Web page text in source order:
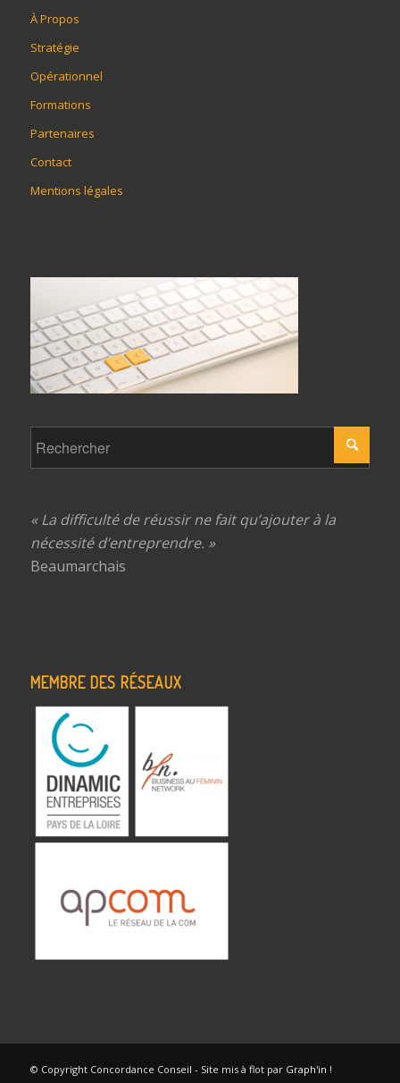
À Propos
Stratégie
Opérationnel
Formations
Partenaires
Contact
Mentions légales
« La difficulté de réussir ne fait qu’ajouter à la
nécessité d’entreprendre. »
Beaumarchais
MEMBRE DES RÉSEAUX
© Copyright Concordance Conseil - Site mis à flot par Graph'in !